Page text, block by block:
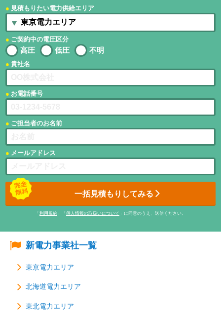
見積もりたい電力供給エリア
ご契約中の電圧区分
高圧 低圧 不明
貴社名
お電話番号
ご担当者のお名前
メールアドレス
一括見積もりしてみる
「 利用規約 」「 個人情報の取扱いについて 」に同意のうえ、送信ください。
新電力事業社一覧
東京電力エリア
北海道電力エリア
東北電力エリア